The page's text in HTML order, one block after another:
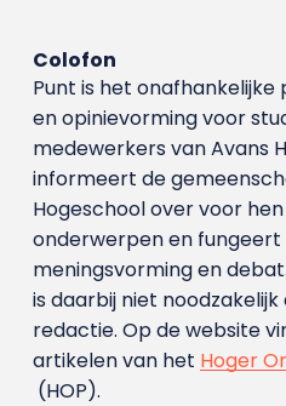
Colofon
Punt is het
en opinievorming voor
medewerkers van Avans
informeert de
Hogeschool over voor
onderwerpen en fungeert
meningsvorming en
is daarbij niet
redactie. Op de website
artikelen van het Hoger
(HOP).